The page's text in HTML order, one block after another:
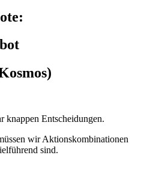
knappen Entscheidungen.
wir Aktionskombinationen
sind.